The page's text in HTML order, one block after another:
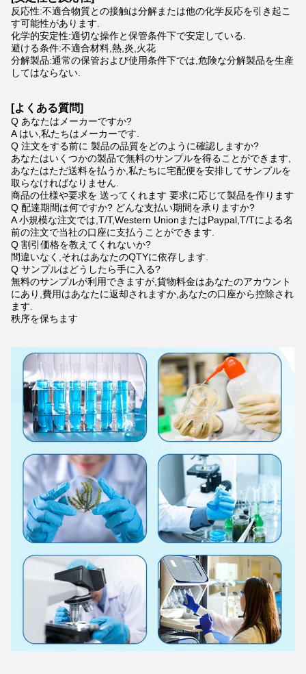
反応性:不適合物質との接触は分解または他の化学反応を引き起こ
す可能性があります.
化学的安定性:適切な操作と保管条件下で安定している.
避ける条件:不適合材料,熱,炎,火花
分解製品:通常の保管および使用条件下では,危険な分解製品を生産
してはならない.
[よくある質問]
Q あなたはメーカーですか?
A はい,私たちはメーカーです.
Q 注文をする前に 製品の品質をどのように確認しますか?
あなたはいくつかの製品で無料のサンプルを得ることができます,
あなたはただ送料を払うか,私たちに宅配便を安排してサンプルを
取らなければなりません.
商品の仕様や要求を 送ってくれます 要求に応じて製品を作ります
Q 配達期間は何ですか? どんな支払い期間を承りますか?
A 小規模な注文では,T/T,Western UnionまたはPaypal,T/Tによる名
前の注文で当社の口座に支払うことができます.
Q 割引価格を教えてくれないか?
間違いなく,それはあなたのQTYに依存します.
Q サンプルはどうしたら手に入る?
無料のサンプルが利用できますが,貨物料金はあなたのアカウント
にあり,費用はあなたに返却されますか,あなたの口座から控除され
ます.
秩序を保ちます